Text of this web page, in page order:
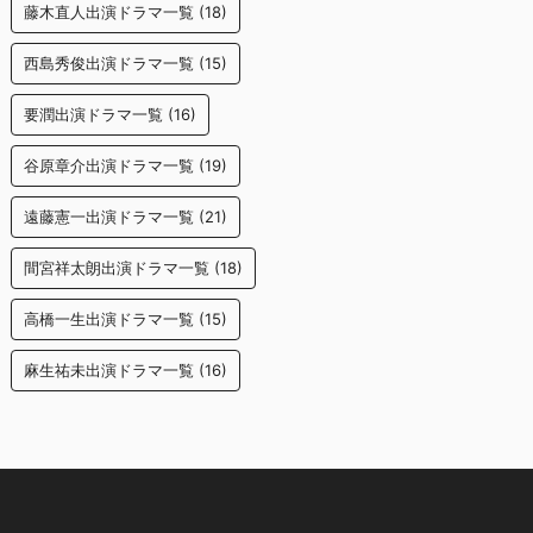
藤木直人出演ドラマ一覧 (18)
西島秀俊出演ドラマ一覧 (15)
要潤出演ドラマ一覧 (16)
谷原章介出演ドラマ一覧 (19)
遠藤憲一出演ドラマ一覧 (21)
間宮祥太朗出演ドラマ一覧 (18)
高橋一生出演ドラマ一覧 (15)
麻生祐未出演ドラマ一覧 (16)